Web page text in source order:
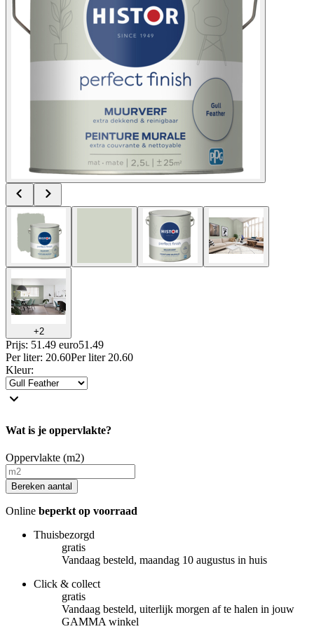
+2
Prijs: 51.49 euro51 .49
Per liter: 20.60Per liter 20.60
Kleur:
Wat is je oppervlakte?
Oppervlakte (m2)
Bereken aantal
Online beperkt op voorraad
Thuisbezorgd
gratis
Vandaag besteld, maandag 10 augustus in huis
Click & collect
gratis
Vandaag besteld, uiterlijk morgen af te halen in jouw
GAMMA winkel